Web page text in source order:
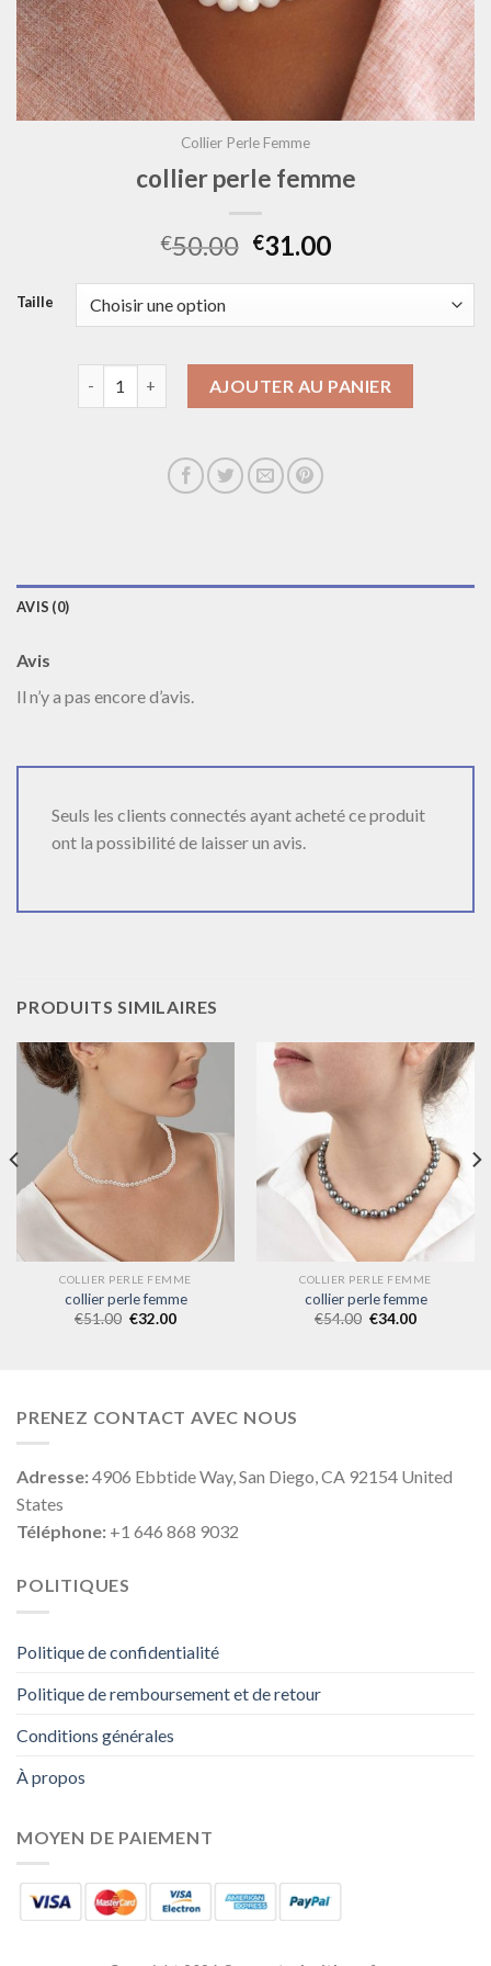
Collier Perle Femme
collier perle femme
€50.00 €31.00
Taille
AJOUTER AU PANIER
AVIS (0)
Avis
Il n’y a pas encore d’avis.
Seuls les clients connectés ayant acheté ce produit
ont la possibilité de laisser un avis.
PRODUITS SIMILAIRES
COLLIER PERLE FEMME
collier perle femme
€51.00 €32.00
COLLIER PERLE FEMME
collier perle femme
€54.00 €34.00
PRENEZ CONTACT AVEC NOUS
Adresse:4906 Ebbtide Way, San Diego, CA 92154 United
States
Téléphone: +1 646 868 9032
POLITIQUES
Politique de confidentialité
Politique de remboursement et de retour
Conditions générales
À propos
MOYEN DE PAIEMENT